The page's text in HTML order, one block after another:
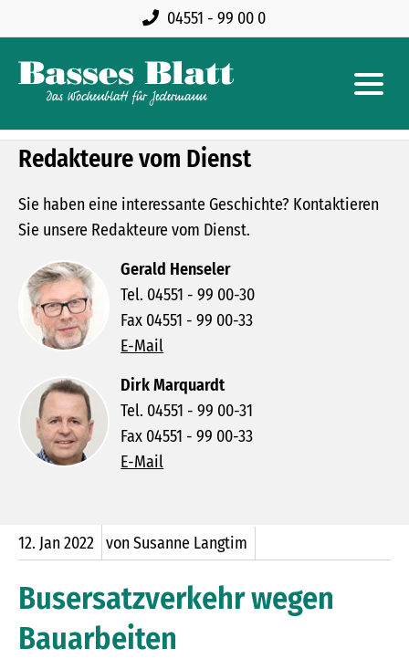
04551 - 99 00 0
Redakteure vom Dienst
Sie haben eine interessante Geschichte? Kontaktieren
Sie unsere Redakteure vom Dienst.
Gerald Henseler
Tel. 04551 - 99 00-30
Fax 04551 - 99 00-33
E-Mail
Dirk Marquardt
Tel. 04551 - 99 00-31
Fax 04551 - 99 00-33
E-Mail
12. Jan2022 von Susanne Langtim
Busersatzverkehr wegen
Bauarbeiten